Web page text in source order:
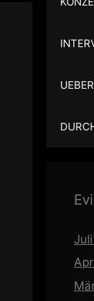
UEBER